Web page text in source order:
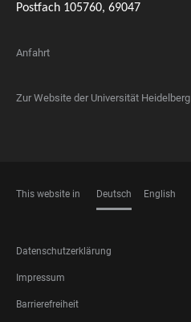
Postfach 105760, 69047
Anfahrt
Zur Website der Universität Heidelberg
This website in Deutsch English
FOOTER
LEGAL
Datenschutzerklärung
Impressum
Barrierefreiheit